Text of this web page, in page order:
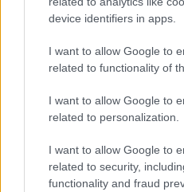
device identifiers in apps.
I want to allow Google to
related to functionality of
I want to allow Google to
related to personalization.
I want to allow Google to
related to security,
functionality and fraud
háznál máris
Forrás:Hirado.hu
Lavór